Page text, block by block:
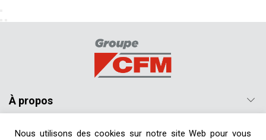
À propos
Nos produits
Nous utilisons des cookies sur notre site Web pour vous